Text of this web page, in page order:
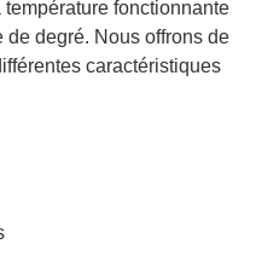
fonctionnante
degré. Nous offrons de
caractéristiques